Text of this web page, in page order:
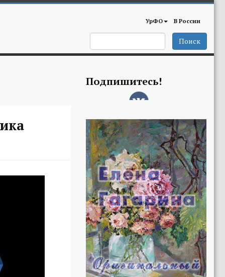
УрФО В России
Поиск
Подпишитесь!